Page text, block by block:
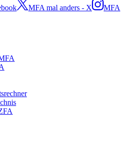
MFA mal anders - X
MFA